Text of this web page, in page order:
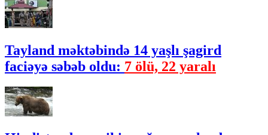
Tayland məktəbində 14 yaşlı şagird
faciəyə səbəb oldu: 7 ölü, 22 yaralı